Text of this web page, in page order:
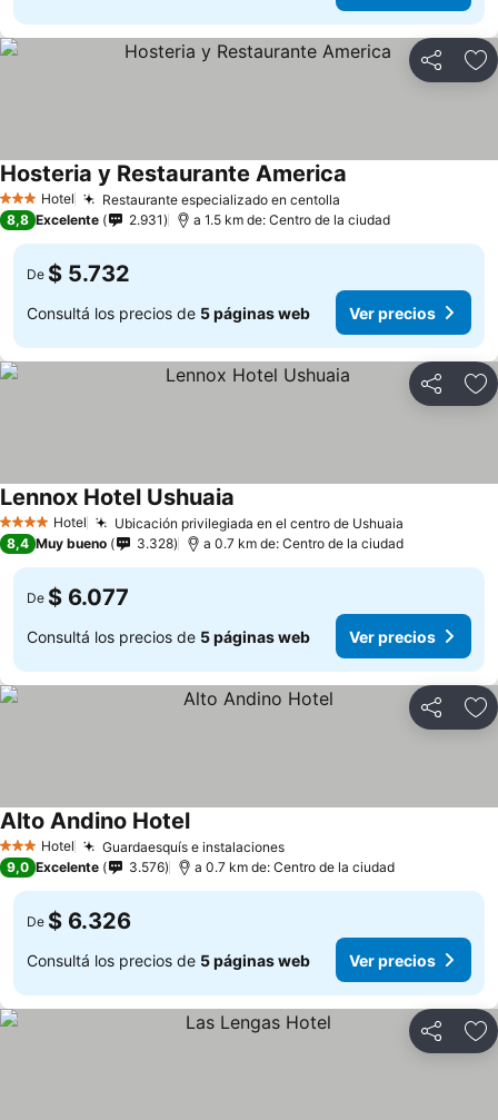
Compartir
3 Estrellas
Hotel Restaurante especializado en centolla
Hosteria y Restaurante America
8,8 Excelente 2.931 a 1.5 km de: Centro de la ciudad
De $ 5.732
Consultá los precios de 5 páginas web Ver precios
Compartir
4 EstrellasHotel Ubicación privilegiada en el centro de Ushuaia
Lennox Hotel Ushuaia
8,4 Muy bueno 3.328 a 0.7 km de: Centro de la ciudad
De $ 6.077
Consultá los precios de 5 páginas web Ver precios
Compartir
3 Estrellas
Hotel Guardaesquís e instalaciones
Alto Andino Hotel
9,0 Excelente 3.576 a 0.7 km de: Centro de la ciudad
De $ 6.326
Consultá los precios de 5 páginas web Ver precios
Compartir